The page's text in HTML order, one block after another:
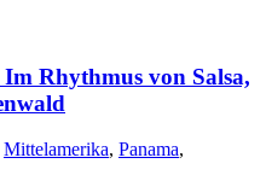
Rhythmus von Salsa,
Mittelamerika, Panama,